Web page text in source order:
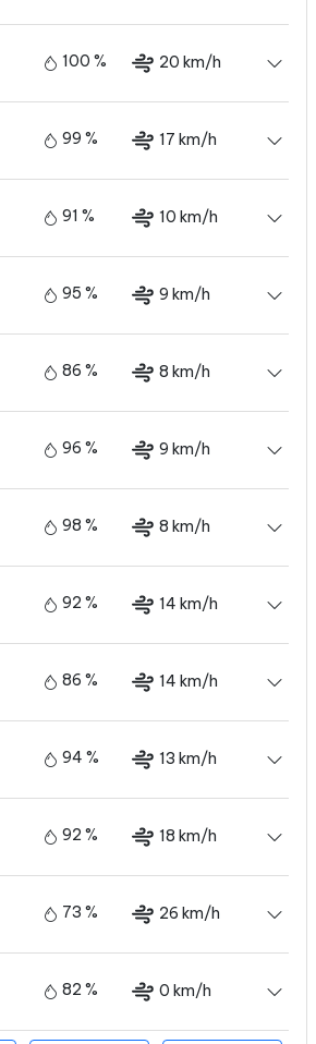
100 % 20 km/h
99 % 17 km/h
91 % 10 km/h
95 % 9 km/h
86 % 8 km/h
96 % 9 km/h
98 % 8 km/h
92 % 14 km/h
86 % 14 km/h
94 % 13 km/h
92 % 18 km/h
73 % 26 km/h
82 % 0 km/h